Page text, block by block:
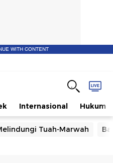
WITH CONTENT
Internasional Hukum
Tuah-Marwah